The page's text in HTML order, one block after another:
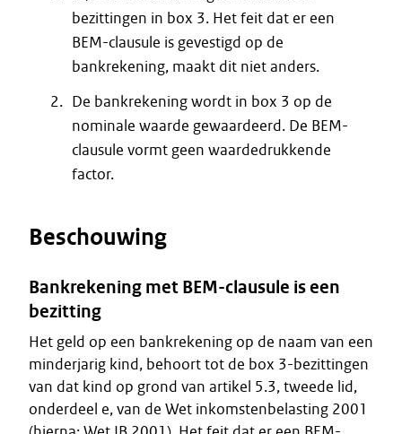
bezittingen in box 3. Het feit dat er een
BEM-clausule is gevestigd op de
bankrekening, maakt dit niet anders.
De bankrekening wordt in box 3 op de
nominale waarde gewaardeerd. De BEM-
clausule vormt geen waardedrukkende
factor.
Beschouwing
Bankrekening met BEM-clausule is een
bezitting
Het geld op een bankrekening op de naam van een
minderjarig kind, behoort tot de box 3-bezittingen
van dat kind op grond van artikel 5.3, tweede lid,
onderdeel e, van de Wet inkomstenbelasting 2001